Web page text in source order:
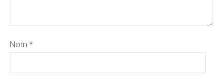
Nom *